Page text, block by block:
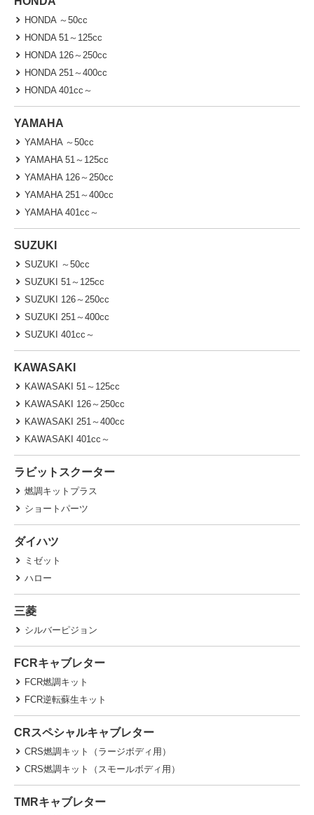
HONDA ～50cc
HONDA 51～125cc
HONDA 126～250cc
HONDA 251～400cc
HONDA 401cc～
YAMAHA
YAMAHA ～50cc
YAMAHA 51～125cc
YAMAHA 126～250cc
YAMAHA 251～400cc
YAMAHA 401cc～
SUZUKI
SUZUKI ～50cc
SUZUKI 51～125cc
SUZUKI 126～250cc
SUZUKI 251～400cc
SUZUKI 401cc～
KAWASAKI
KAWASAKI 51～125cc
KAWASAKI 126～250cc
KAWASAKI 251～400cc
KAWASAKI 401cc～
ラビットスクーター
燃調キットプラス
ショートパーツ
ダイハツ
ミゼット
ハロー
三菱
シルバーピジョン
FCRキャブレター
FCR燃調キット
FCR逆転蘇生キット
CRスペシャルキャブレター
CRS燃調キット（ラージボディ用）
CRS燃調キット（スモールボディ用）
TMRキャブレター